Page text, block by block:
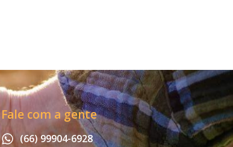
Fale com a gente
(66) 99904-6928